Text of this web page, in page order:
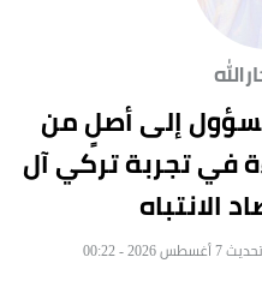
إلى أصلٍ من
في تجربة تركي آل
الانتباه